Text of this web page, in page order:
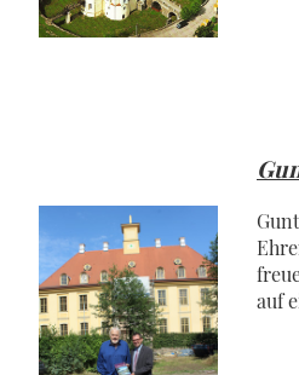
auf